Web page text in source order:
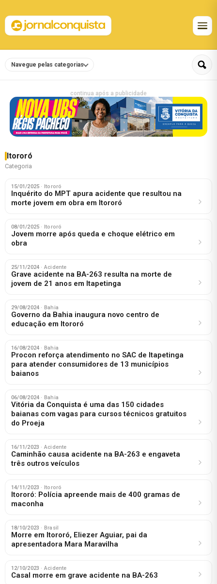
Navegue pelas categorias
continua após a publicidade
Itororó
Categoria
15/01/2025 · Itororó
Inquérito do MPT apura acidente que resultou na
morte jovem em obra em Itororó
08/01/2025 · Itororó
Jovem morre após queda e choque elétrico em
obra
25/11/2024 · Acidente
Grave acidente na BA-263 resulta na morte de
jovem de 21 anos em Itapetinga
29/08/2024 · Bahia
Governo da Bahia inaugura novo centro de
educação em Itororó
16/08/2024 · Bahia
Procon reforça atendimento no SAC de Itapetinga
para atender consumidores de 13 municípios
baianos
06/08/2024 · Bahia
Vitória da Conquista é uma das 150 cidades
baianas com vagas para cursos técnicos gratuitos
do Proeja
16/11/2023 · Acidente
Caminhão causa acidente na BA-263 e engaveta
três outros veículos
14/11/2023 · Itororó
Itororó: Polícia apreende mais de 400 gramas de
maconha
18/10/2023 · Brasil
Morre em Itororó, Eliezer Aguiar, pai da
apresentadora Mara Maravilha
12/10/2023 · Acidente
Casal morre em grave acidente na BA-263